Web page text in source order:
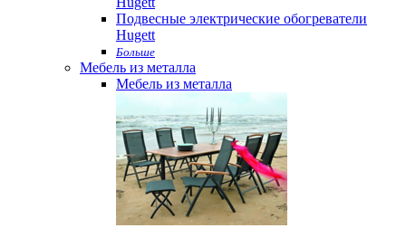
Подвесные электрические обогреватели
Hugett
Больше
Мебель из металла
Мебель из металла